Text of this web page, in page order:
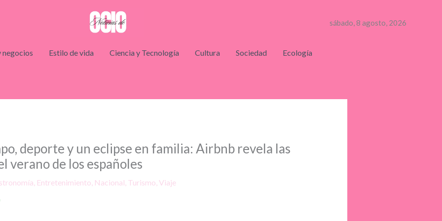
sábado, 8 agosto, 2026
negocios Estilo de vida Ciencia y Tecnología Cultura Sociedad Ecología
deporte y un eclipse en familia: Airbnb revela las
verano de los españoles
, Entretenimiento, Nacional, Turismo,Viaje